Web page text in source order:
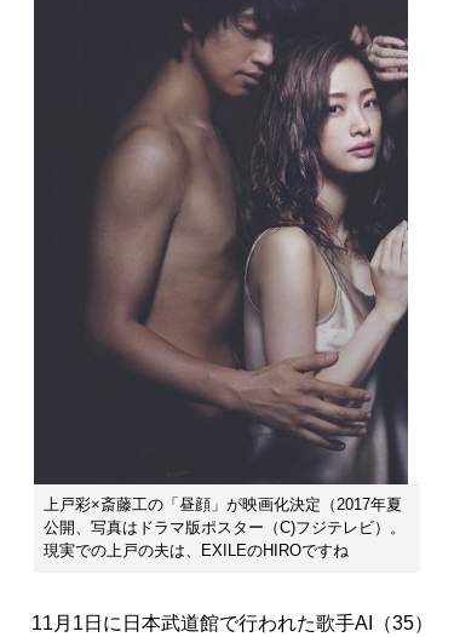
上戸彩×斎藤工の「昼顔」が映画化決定（2017年夏
公開、写真はドラマ版ポスター（C)フジテレビ）。
現実での上戸の夫は、EXILEのHIROですね
11月1日に日本武道館で行われた歌手AI（35）